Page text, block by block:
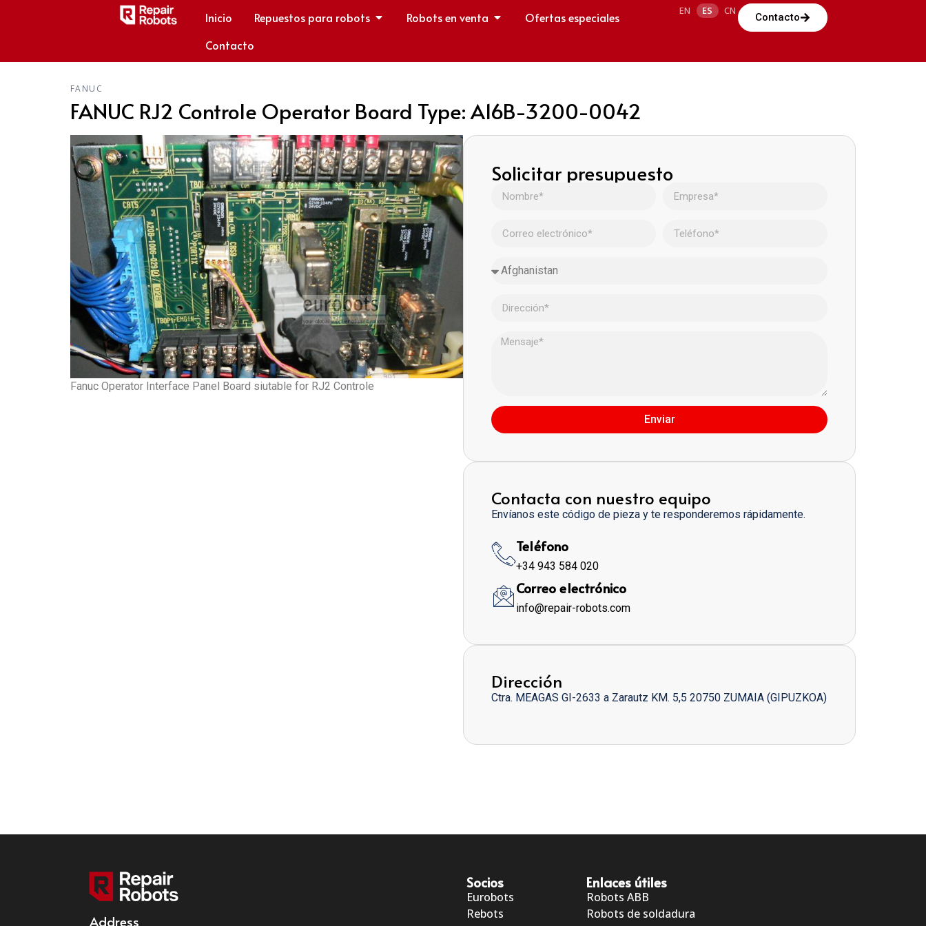
Inicio Repuestos para robots Robots en venta
Ofertas especiales
Contacto
EN ES CN
Contacto
FANUC
FANUC RJ2 Controle Operator Board Type: A16B-3200-0042
Fanuc Operator Interface Panel Board siutable for RJ2 Controle
Solicitar presupuesto
Enviar
Contacta con nuestro equipo
Envíanos este código de pieza y te responderemos rápidamente.
Teléfono
+34 943 584 020
Correo electrónico
info@repair-robots.com
Dirección
Ctra. MEAGAS GI-2633 a Zarautz KM. 5,5 20750 ZUMAIA (GIPUZKOA)
Address
Socios
Eurobots
Rebots
Enlaces útiles
Robots ABB
Robots de soldadura